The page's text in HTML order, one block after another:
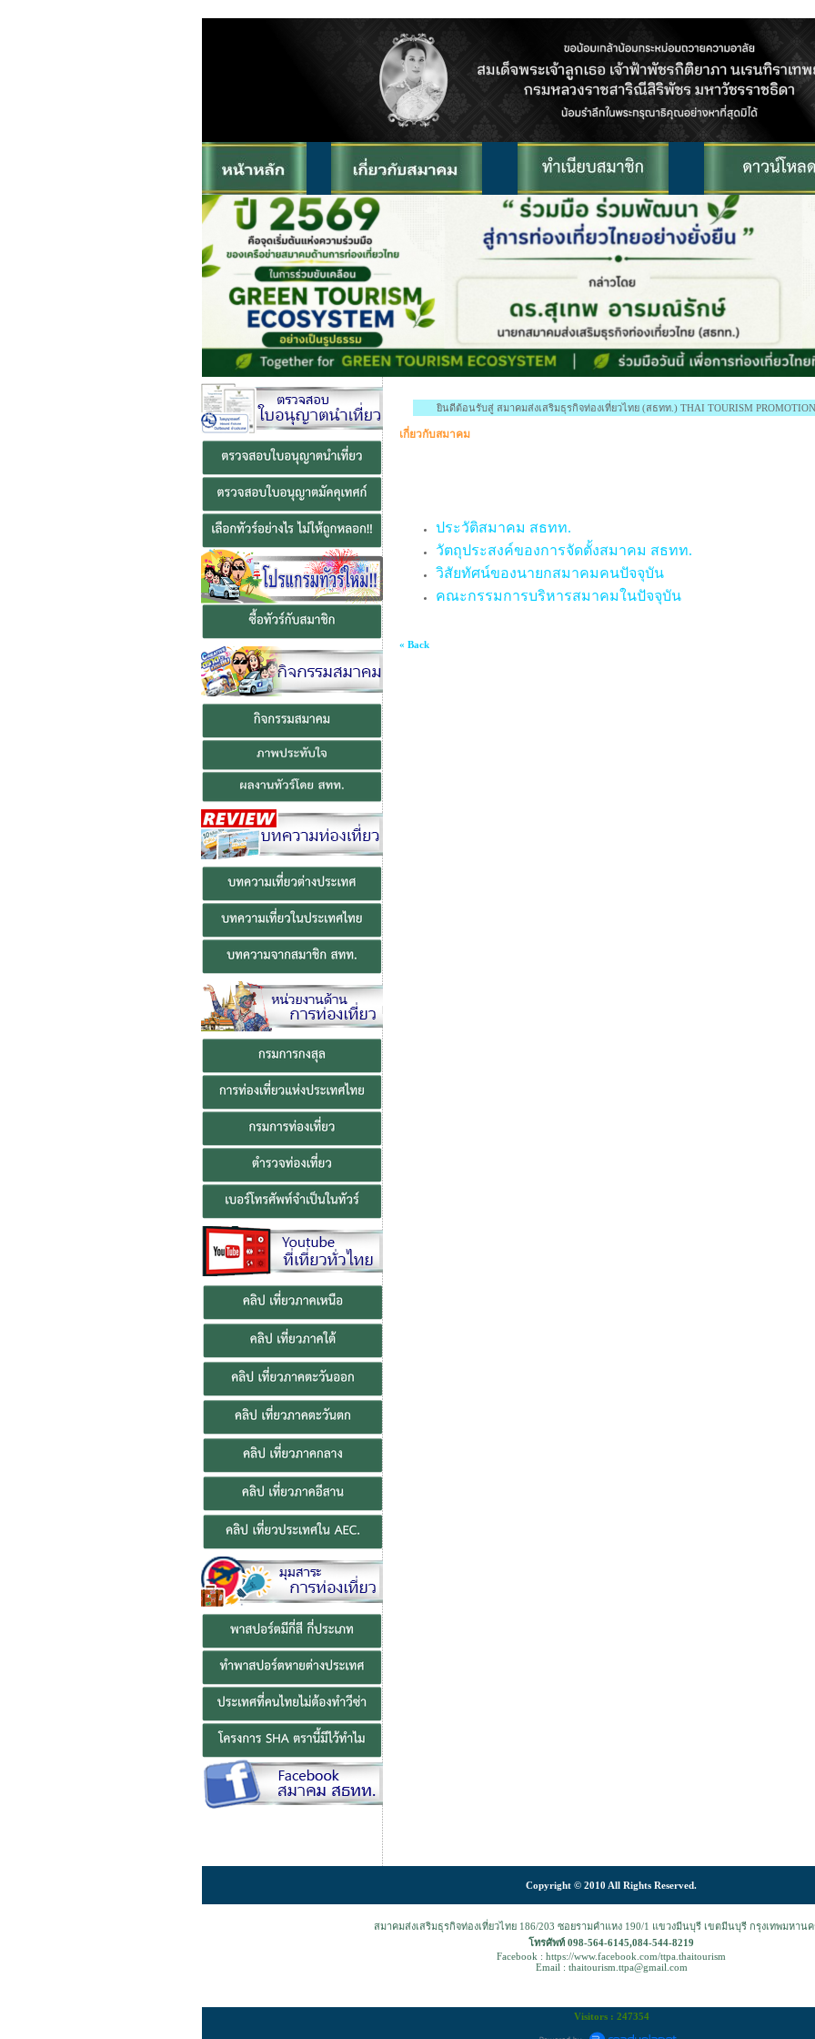
ยินดีต้อนรับสู่ สมาคมส่งเสริมธุรกิจท่องเที่ยวไทย (สธทท.) THAI TOURISM PROMOTION
เกี่ยวกับสมาคม
ประวัติสมาคม สธทท.
วัตถุประสงค์ของการจัดตั้งสมาคม สธทท.
วิสัยทัศน์ของนายกสมาคมคนปัจจุบัน
คณะกรรมการบริหารสมาคมในปัจจุบัน
« Back
Copyright © 2010 All Rights Reserved.
สมาคมส่งเสริมธุรกิจท่องเที่ยวไทย 186/203 ซอยรามคำแหง 190/1 แขวงมีนบุรี เขตมีนบุรี กรุงเทพมหานค
โทรศัพท์ 098-564-6145,084-544-8219
Facebook : https://www.facebook.com/ttpa.thaitourism
Email : thaitourism.ttpa@gmail.com
Visitors : 247354